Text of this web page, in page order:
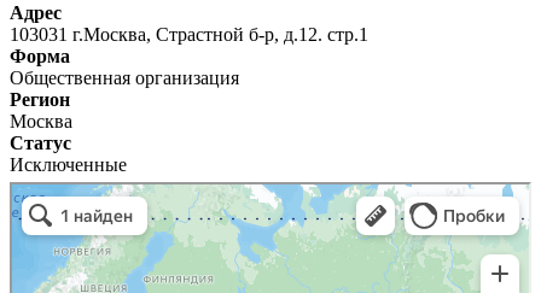
Адрес
103031 г.Москва, Страстной б-р, д.12. стр.1
Форма
Общественная организация
Регион
Москва
Статус
Исключенные